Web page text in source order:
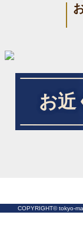
お近
COPYRIGHT© tokyo-